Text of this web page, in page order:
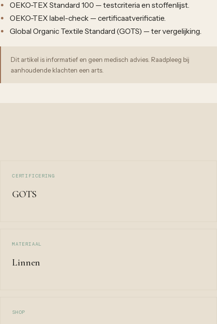
OEKO-TEX Standard 100 — testcriteria en stoffenlijst.
OEKO-TEX label-check — certificaatverificatie.
Global Organic Textile Standard (GOTS) — ter vergelijking.
Dit artikel is informatief en geen medisch advies. Raadpleeg bij
aanhoudende klachten een arts.
CERTIFICERING
GOTS
MATERIAAL
Linnen
SHOP